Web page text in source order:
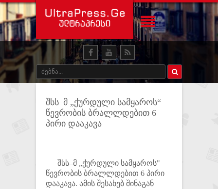
შსს–მ „ქურდული სამყაროს“
წევრობის ბრალლდებით 6
პირი დააკავა
შსს–მ „ქურდული სამყაროს"
წევრობის ბრალლდებით 6 პირი
დააკავა. ამის შესახებ შინაგან